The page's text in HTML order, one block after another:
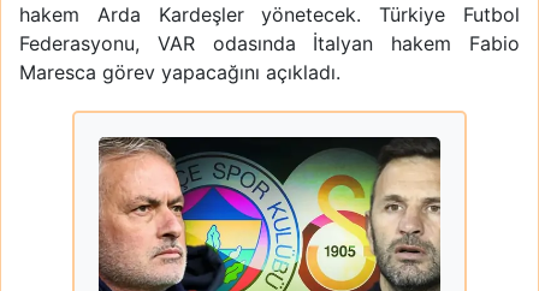
hakem Arda Kardeşler yönetecek. Türkiye Futbol
Federasyonu, VAR odasında İtalyan hakem Fabio
Maresca görev yapacağını açıkladı.